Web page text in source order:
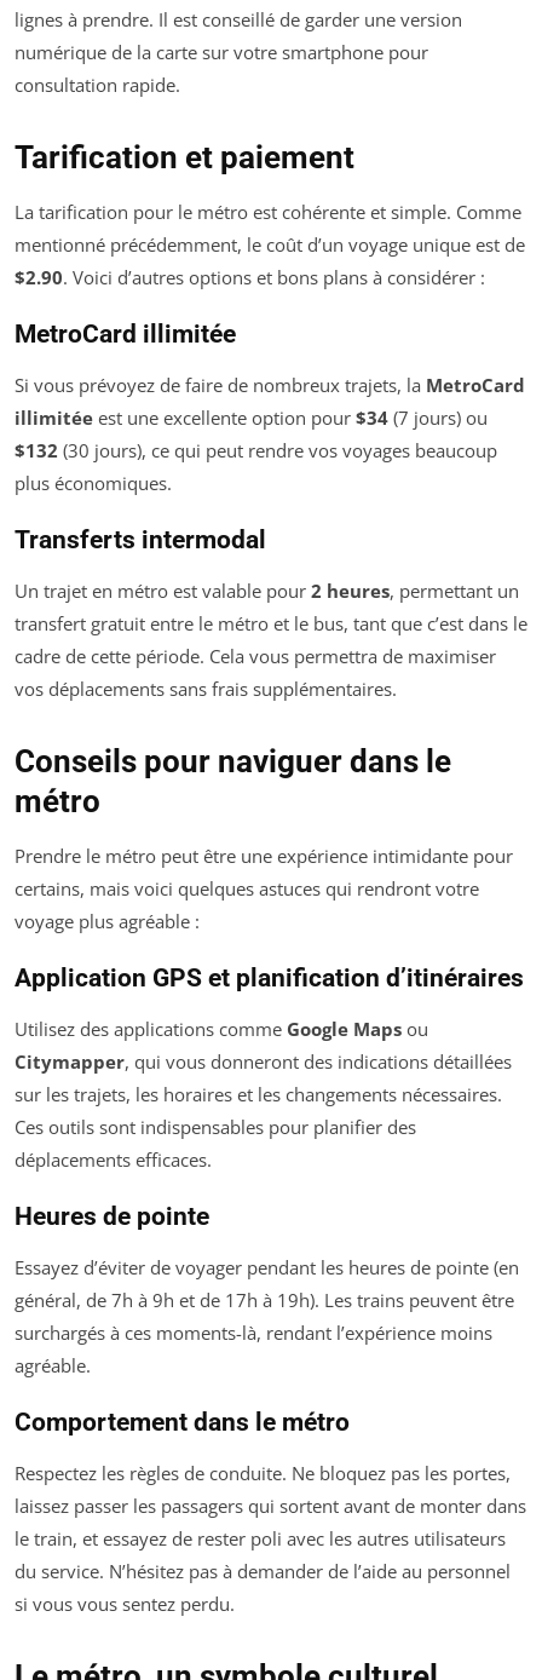
lignes à prendre. Il est conseillé de garder une version
numérique de la carte sur votre smartphone pour
consultation rapide.
Tarification et paiement
La tarification pour le métro est cohérente et simple. Comme
mentionné précédemment, le coût d’un voyage unique est de
$2.90. Voici d’autres options et bons plans à considérer :
MetroCard illimitée
Si vous prévoyez de faire de nombreux trajets, la MetroCard
illimitée est une excellente option pour $34 (7 jours) ou
$132 (30 jours), ce qui peut rendre vos voyages beaucoup
plus économiques.
Transferts intermodal
Un trajet en métro est valable pour 2 heures, permettant un
transfert gratuit entre le métro et le bus, tant que c’est dans le
cadre de cette période. Cela vous permettra de maximiser
vos déplacements sans frais supplémentaires.
Conseils pour naviguer dans le
métro
Prendre le métro peut être une expérience intimidante pour
certains, mais voici quelques astuces qui rendront votre
voyage plus agréable :
Application GPS et planification d’itinéraires
Utilisez des applications comme Google Maps ou
Citymapper, qui vous donneront des indications détaillées
sur les trajets, les horaires et les changements nécessaires.
Ces outils sont indispensables pour planifier des
déplacements efficaces.
Heures de pointe
Essayez d’éviter de voyager pendant les heures de pointe (en
général, de 7h à 9h et de 17h à 19h). Les trains peuvent être
surchargés à ces moments-là, rendant l’expérience moins
agréable.
Comportement dans le métro
Respectez les règles de conduite. Ne bloquez pas les portes,
laissez passer les passagers qui sortent avant de monter dans
le train, et essayez de rester poli avec les autres utilisateurs
du service. N’hésitez pas à demander de l’aide au personnel
si vous vous sentez perdu.